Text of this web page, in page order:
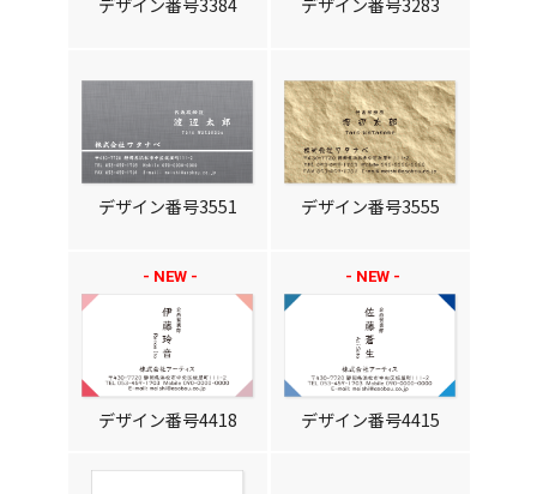
デザイン番号3384 デザイン番号3283
デザイン番号3551 デザイン番号3555
デザイン番号4418 デザイン番号4415